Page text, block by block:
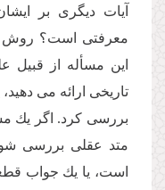
آیات دیگرى بر
معرفتى است؟ روش
این مسأله از قبیل
تاریخى ارائه مى
بررسى كرد. اگر یك
متد عقلى بررسى
است، یا یك جواب